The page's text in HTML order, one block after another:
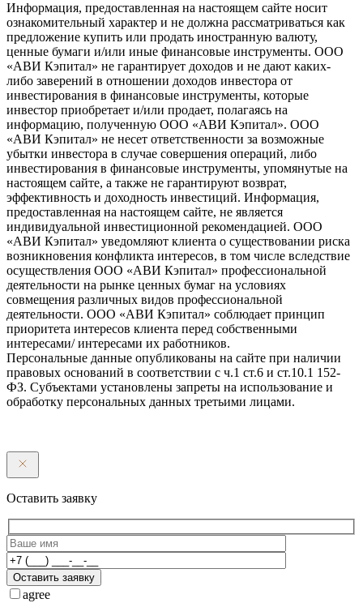
Информация, предоставленная на настоящем сайте носит
ознакомительный характер и не должна рассматриваться как
предложение купить или продать иностранную валюту,
ценные бумаги и/или иные финансовые инструменты. ООО
«АВИ Кэпитал» не гарантирует доходов и не дают каких-
либо заверений в отношении доходов инвестора от
инвестирования в финансовые инструменты, которые
инвестор приобретает и/или продает, полагаясь на
информацию, полученную ООО «АВИ Кэпитал». ООО
«АВИ Кэпитал» не несет ответственности за возможные
убытки инвестора в случае совершения операций, либо
инвестирования в финансовые инструменты, упомянутые на
настоящем сайте, а также не гарантируют возврат,
эффективность и доходность инвестиций. Информация,
предоставленная на настоящем сайте, не является
индивидуальной инвестиционной рекомендацией. ООО
«АВИ Кэпитал» уведомляют клиента о существовании риска
возникновения конфликта интересов, в том числе вследствие
осуществления ООО «АВИ Кэпитал» профессиональной
деятельности на рынке ценных бумаг на условиях
совмещения различных видов профессиональной
деятельности. ООО «АВИ Кэпитал» соблюдает принцип
приоритета интересов клиента перед собственными
интересами/ интересами их работников.
Персональные данные опубликованы на сайте при наличии
правовых оснований в соответствии с ч.1 ст.6 и ст.10.1 152-
ФЗ. Субъектами установлены запреты на использование и
обработку персональных данных третьими лицами.
Оставить заявку
Оставить заявку
agree